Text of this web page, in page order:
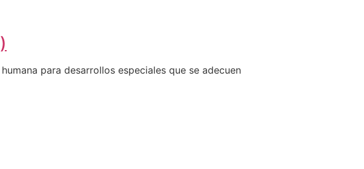
para desarrollos especiales que se adecuen